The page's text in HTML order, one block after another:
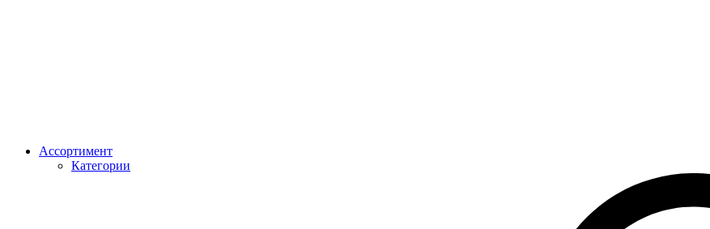
Ассортимент
Категории